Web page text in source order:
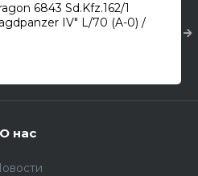
6843 Sd.Kfz.162/1
IV" L/70 (A-0) /
О нас